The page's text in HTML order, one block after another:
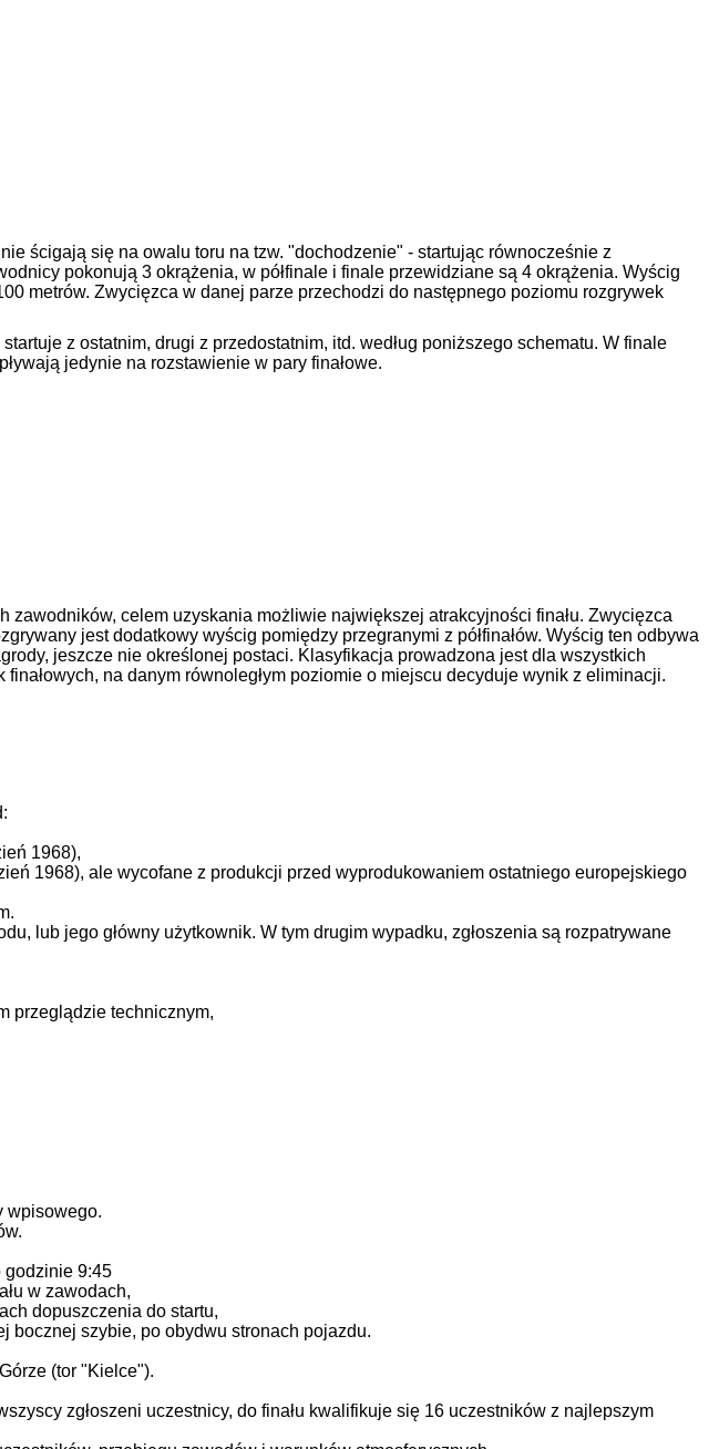
ścigają się na owalu toru na tzw. "dochodzenie" - startując równocześnie z
pokonują 3 okrążenia, w półfinale i finale przewidziane są 4 okrążenia. Wyścig
metrów. Zwycięzca w danej parze przechodzi do następnego poziomu rozgrywek
z ostatnim, drugi z przedostatnim, itd. według poniższego schematu. W finale
jedynie na rozstawienie w pary finałowe.
celem uzyskania możliwie największej atrakcyjności finału. Zwycięzca
jest dodatkowy wyścig pomiędzy przegranymi z półfinałów. Wyścig ten odbywa
jeszcze nie określonej postaci. Klasyfikacja prowadzona jest dla wszystkich
na danym równoległym poziomie o miejscu decyduje wynik z eliminacji.
1968),
1968), ale wycofane z produkcji przed wyprodukowaniem ostatniego europejskiego
lub jego główny użytkownik. W tym drugim wypadku, zgłoszenia są rozpatrywane
przeglądzie technicznym,
wpisowego.
godzinie 9:45
w zawodach,
dopuszczenia do startu,
bocznej szybie, po obydwu stronach pojazdu.
(tor "Kielce").
zgłoszeni uczestnicy, do finału kwalifikuje się 16 uczestników z najlepszym